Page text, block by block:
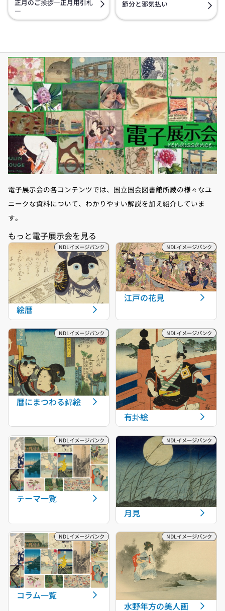
正月のご挨拶―正月用引札
―
節分と邪気払い
電子展示会の各コンテンツでは、国立国会図書館所蔵の様々なユ
ニークな資料について、わかりやすい解説を加え紹介していま
す。
絵暦
江戸の花見
暦にまつわる錦絵
有卦絵
テーマ一覧
月見
コラム一覧
水野年方の美人画